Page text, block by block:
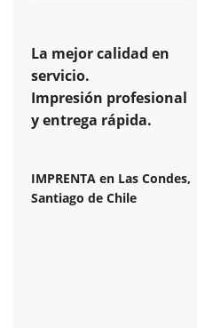
La mejor calidad en
servicio.
Impresión profesional
y entrega rápida.
IMPRENTA en Las Condes,
Santiago de Chile